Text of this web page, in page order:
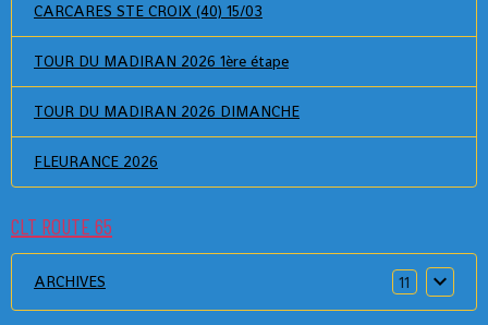
CARCARES STE CROIX (40) 15/03
TOUR DU MADIRAN 2026 1ère étape
TOUR DU MADIRAN 2026 DIMANCHE
FLEURANCE 2026
CLT ROUTE 65
ARCHIVES 11